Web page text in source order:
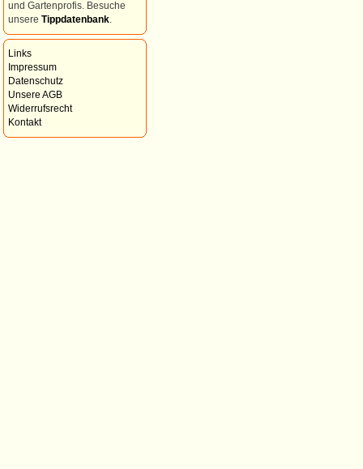
und Gartenprofis. Besuche
unsere Tippdatenbank
Links
Impressum
Datenschutz
Unsere AGB
Widerrufsrecht
Kontakt